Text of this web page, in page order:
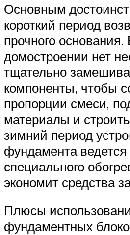
Основным
короткий период
прочного основания.
домостроении нет
тщательно
компоненты, чтобы
пропорции смеси,
материалы и
зимний период
фундамента ведется
специального
экономит средства
Плюсы
фундаментных